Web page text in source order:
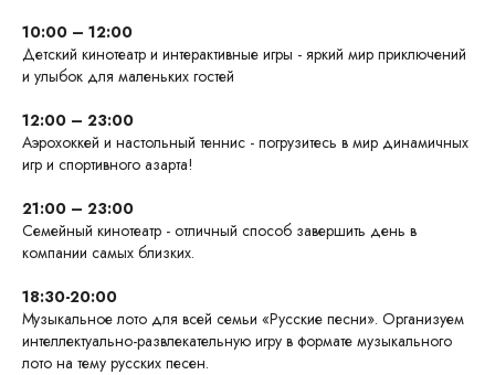
10:00 – 12:00
Детский кинотеатр и интерактивные игры - яркий мир приключений
и улыбок для маленьких гостей
12:00 – 23:00
Аэрохоккей и настольный теннис - погрузитесь в мир динамичных
игр и спортивного азарта!
21:00 – 23:00
Семейный кинотеатр - отличный способ завершить день в
компании самых близких.
18:30-20:00
Музыкальное лото для всей семьи «Русские песни». Организуем
интеллектуально-развлекательную игру в формате музыкального
лото на тему русских песен.